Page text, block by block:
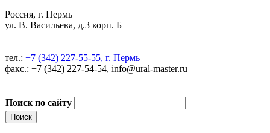
Россия, г. Пермь
ул. В. Васильева, д.3 корп. Б
тел.: +7 (342) 227-55-55, г. Пермь
факс.: +7 (342) 227-54-54, info@ural-master.ru
Поиск по сайту